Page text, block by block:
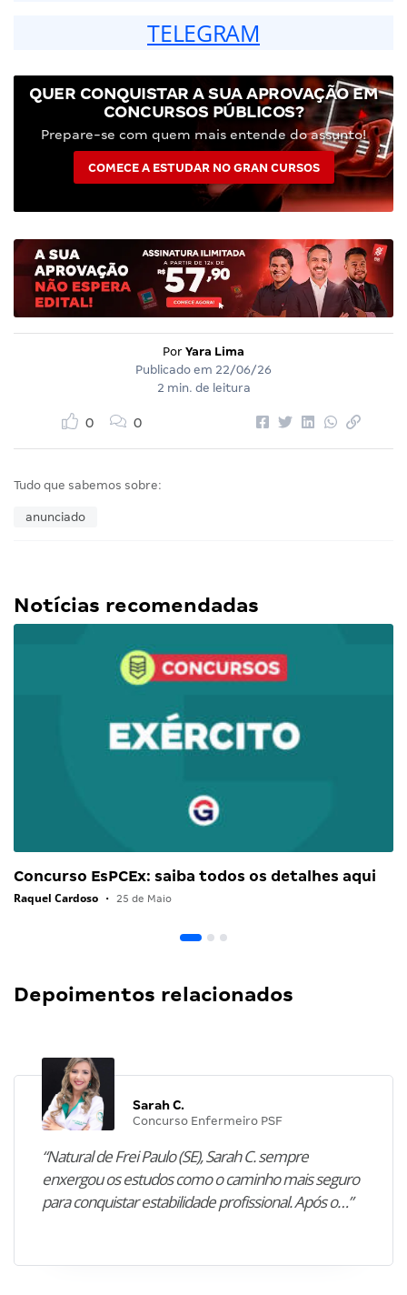
TELEGRAM
QUER CONQUISTAR A SUA APROVAÇÃO EM
CONCURSOS PÚBLICOS?
Prepare-se com quem mais entende do assunto!
COMECE A ESTUDAR NO GRAN CURSOS
Por Yara Lima
Publicado em 22/06/26
2 min. de leitura
0 0
Tudo que sabemos sobre:
anunciado
Notícias recomendadas
Concurso EsPCEx: saiba todos os detalhes aqui
Raquel Cardoso • 25 de Maio
Depoimentos relacionados
Sarah C.
Concurso Enfermeiro PSF
“Natural de Frei Paulo (SE), Sarah C. sempre
enxergou os estudos como o caminho mais seguro
para conquistar estabilidade profissional. Após o…”